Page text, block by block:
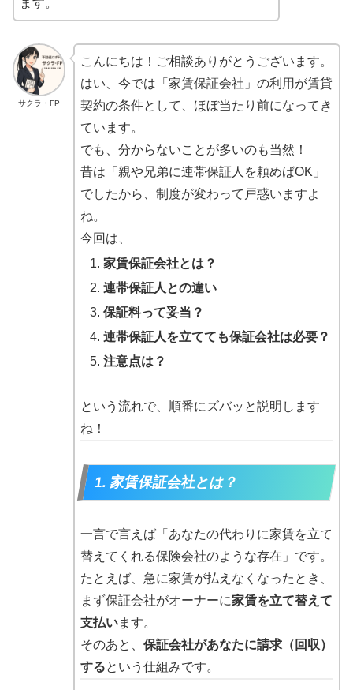
サクラ・FP
こんにちは！ご相談ありがとうございます。
はい、今では「家賃保証会社」の利用が賃貸
契約の条件として、ほぼ当たり前になってき
ています。
でも、分からないことが多いのも当然！
昔は「親や兄弟に連帯保証人を頼めばOK」
でしたから、制度が変わって戸惑いますよ
ね。
今回は、
家賃保証会社とは？
連帯保証人との違い
保証料って妥当？
連帯保証人を立てても保証会社は必要？
注意点は？
という流れで、順番にズバッと説明します
ね！
1. 家賃保証会社とは？
一言で言えば「あなたの代わりに家賃を立て
替えてくれる保険会社のような存在」です。
たとえば、急に家賃が払えなくなったとき、
まず保証会社がオーナーに家賃を立て替えて
支払います。
そのあと、 保証会社があなたに請求（回収）
するという仕組みです。